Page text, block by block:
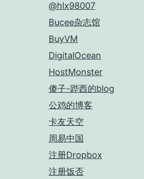
@hlx98007
Bucee杂志馆
BuyVM
DigitalOcean
HostMonster
傻子-跸西的blog
公鸡的博客
卡友天空
周易中国
注册Dropbox
注册饭否